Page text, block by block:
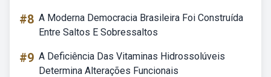
#8 A Moderna Democracia Brasileira Foi Construída
Entre Saltos E Sobressaltos
#9 A Deficiência Das Vitaminas Hidrossolúveis
Determina Alterações Funcionais